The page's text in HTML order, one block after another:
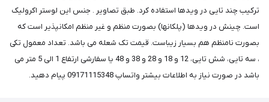
ترکیب چند تایی در ویدها استفاده کرد. طبق تصاویر . جنس این لوستر اکرولیک
است. چینش در ویدها (پلکانها) بصورت منظم و غیر منظم امکانپذیر است که
بصورت نامنظم هم بسیار زیباست. قیمت تک شعله می باشد. تعداد معمول تکی
، سه تایی، شش تایی، 12 و 18 و 28 و 38 و 48 یا سفارشی ارتفاع 1 الی 5 متر می
باشد در صورت نیاز به اطلاعات بیشتر واتساپ 09171115348 پیام دهید.